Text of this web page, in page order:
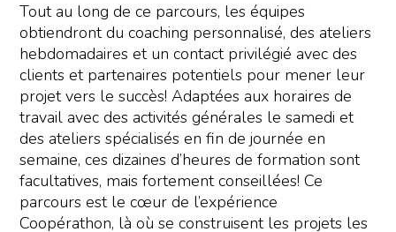
Tout au long de ce parcours, les équipes
obtiendront du coaching personnalisé, des ateliers
hebdomadaires et un contact privilégié avec des
clients et partenaires potentiels pour mener leur
projet vers le succès! Adaptées aux horaires de
travail avec des activités générales le samedi et
des ateliers spécialisés en fin de journée en
semaine, ces dizaines d’heures de formation sont
facultatives, mais fortement conseillées! Ce
parcours est le cœur de l’expérience
Coopérathon, là où se construisent les projets les